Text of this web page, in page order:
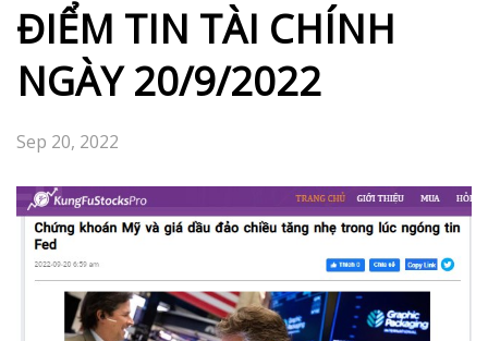
ĐIỂM TIN TÀI CHÍNH
NGÀY 20/9/2022
Sep 20, 2022